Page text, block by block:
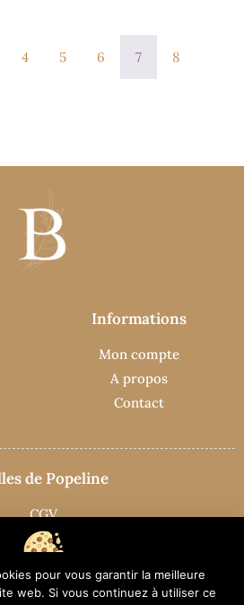
4 5 6 7 8
Informations
Mon compte
A propos
Contact
de Popeline
CGV
Mentions légales
pour vous garantir la meilleure
web. Si vous continuez à utiliser ce
vous garantir la meilleure expérience